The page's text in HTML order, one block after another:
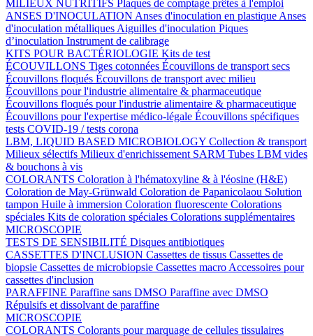
MILIEUX NUTRITIFS Plaques de comptage prêtes à l'emploi
ANSES D'INOCULATION Anses d'inoculation en plastique Anses
d'inoculation métalliques Aiguilles d'inoculation Piques
d’inoculation Instrument de calibrage
KITS POUR BACTÉRIOLOGIE Kits de test
ÉCOUVILLONS Tiges cotonnées Écouvillons de transport secs
Écouvillons floqués Écouvillons de transport avec milieu
Écouvillons pour l'industrie alimentaire & pharmaceutique
Écouvillons floqués pour l'industrie alimentaire & pharmaceutique
Écouvillons pour l'expertise médico-légale Écouvillons spécifiques
tests COVID-19 / tests corona
LBM, LIQUID BASED MICROBIOLOGY Collection & transport
Milieux sélectifs Milieux d'enrichissement SARM Tubes LBM vides
& bouchons à vis
COLORANTS Coloration à l'hématoxyline & à l'éosine (H&E)
Coloration de May-Grünwald Coloration de Papanicolaou Solution
tampon Huile à immersion Coloration fluorescente Colorations
spéciales Kits de coloration spéciales Colorations supplémentaires
MICROSCOPIE
TESTS DE SENSIBILITÉ Disques antibiotiques
CASSETTES D'INCLUSION Cassettes de tissus Cassettes de
biopsie Cassettes de microbiopsie Cassettes macro Accessoires pour
cassettes d'inclusion
PARAFFINE Paraffine sans DMSO Paraffine avec DMSO
Répulsifs et dissolvant de paraffine
MICROSCOPIE
COLORANTS Colorants pour marquage de cellules tissulaires